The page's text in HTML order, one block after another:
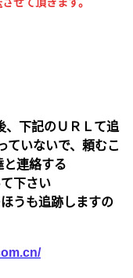
せて頂きます。
、下記のＵＲＬて追
ていないで、頼むこ
連絡する
って下さい
うも追跡しますの